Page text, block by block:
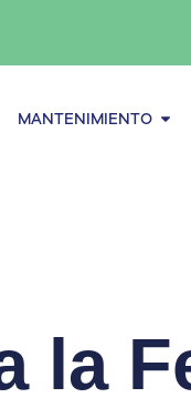
almacenamiento
MANTENIMIENTO
la